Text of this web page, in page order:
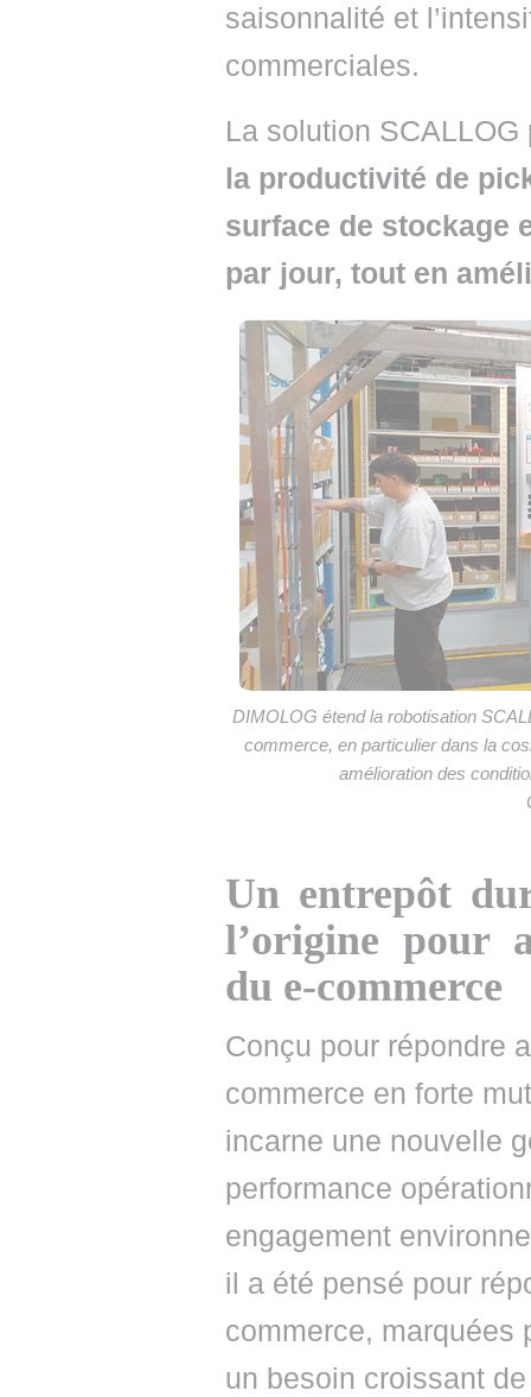
saisonnalité et
commerciales.
La solution
la productivité de
surface de stockage
par jour, tout en
DIMOLOG étend la robotisation
commerce, en particulier dans la
amélioration des
Un entrepôt
l’origine pour
du e-commerce
Conçu pour répondre
commerce en forte
incarne une nouvelle
performance
engagement
il a été pensé pour
commerce, marquées
un besoin croissant